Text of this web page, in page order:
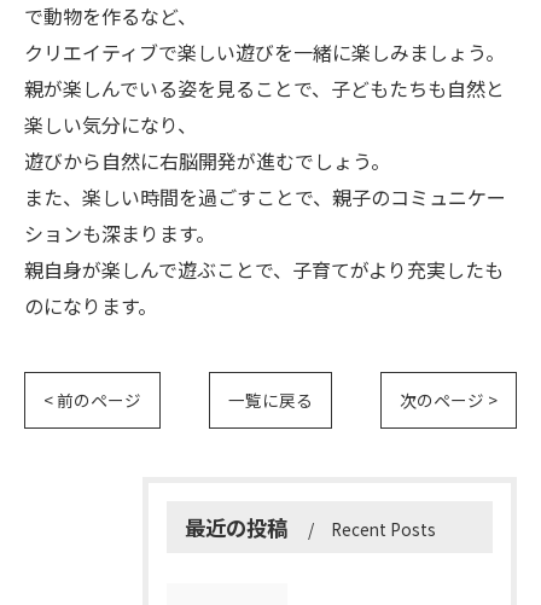
で動物を作るなど、
クリエイティブで楽しい遊びを一緒に楽しみましょう。
親が楽しんでいる姿を見ることで、子どもたちも自然と
楽しい気分になり、
遊びから自然に右脳開発が進むでしょう。
また、楽しい時間を過ごすことで、親子のコミュニケー
ションも深まります。
親自身が楽しんで遊ぶことで、子育てがより充実したも
のになります。
< 前のページ 一覧に戻る 次のページ >
最近の投稿 Recent Posts